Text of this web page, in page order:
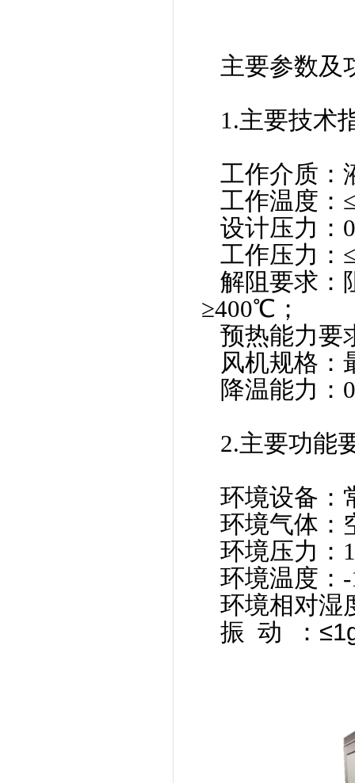
主要参数及
1.主要技术
工作介质：
工作温度：
设计压力：
工作压力：
解阻要求：
≥400℃；
预热能力要
风机规格：
降温能力
2.主要功能
环境设备：
环境气体：
环境压力：
环境温度
环境相对湿
振动
：